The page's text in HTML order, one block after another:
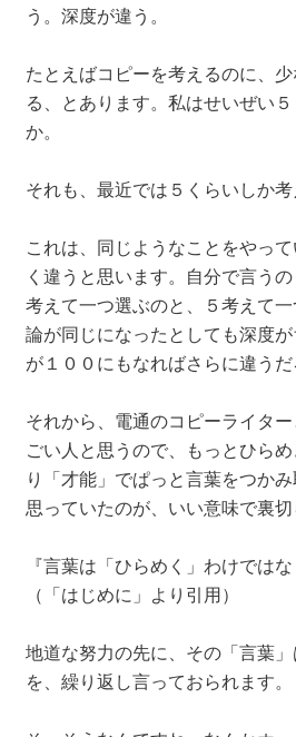
う。深度が違う。
たとえばコピーを考えるのに、
る、とあります。私はせいぜい
か。
それも、最近では５くらいしか考
これは、同じようなことをやっ
く違うと思います。自分で言う
考えて一つ選ぶのと、５考えて
論が同じになったとしても深度
が１００にもなればさらに違うだ
それから、電通のコピーライタ
ごい人と思うので、もっとひら
り「才能」でぱっと言葉をつか
思っていたのが、いい意味で裏切
『言葉は「ひらめく」わけでは
（「はじめに」より引用）
地道な努力の先に、その「言葉
を、繰り返し言っておられます。